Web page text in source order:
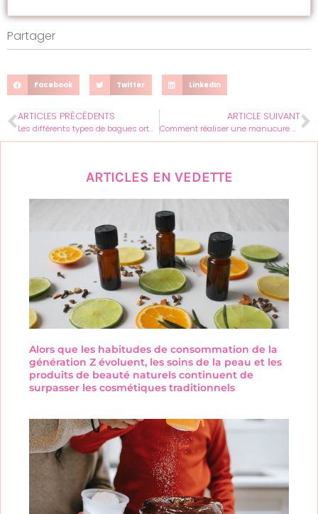
Partager
Facebook Twitter LinkedIn
ARTICLES PRÉCÉDENTS
Les différents types de bagues orthodontiques
ARTICLE SUIVANT
Comment réaliser une manucure maison digne des plus grands professionnels ?
ARTICLES EN VEDETTE
Alors que les habitudes de consommation de la
génération Z évoluent, les soins de la peau et les
produits de beauté naturels continuent de
surpasser les cosmétiques traditionnels